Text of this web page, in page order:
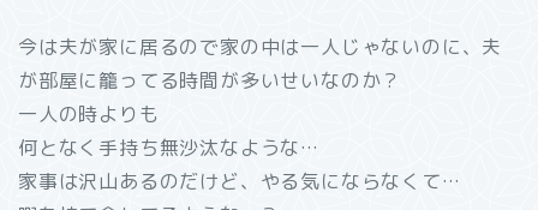
今は夫が家に居るので家の中は一人じゃないのに、夫
が部屋に籠ってる時間が多いせいなのか？
一人の時よりも
何となく手持ち無沙汰なような…
家事は沢山あるのだけど、やる気にならなくて…